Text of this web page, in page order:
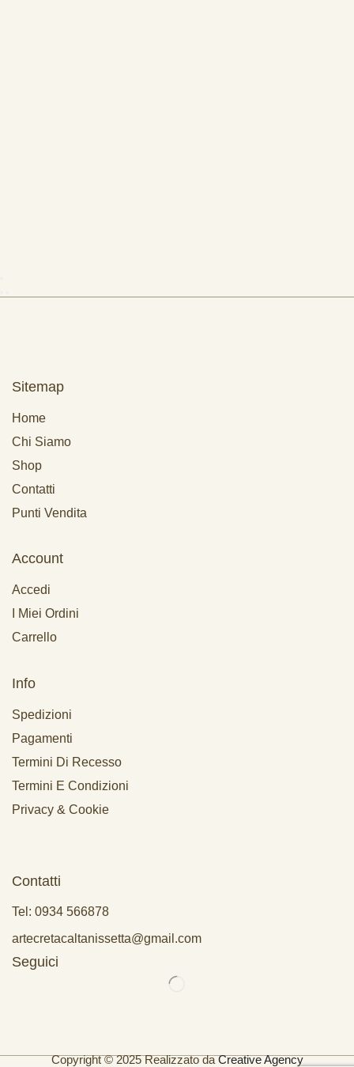
Sitemap
Home
Chi Siamo
Shop
Contatti
Punti Vendita
Account
Accedi
I Miei Ordini
Carrello
Info
Spedizioni
Pagamenti
Termini Di Recesso
Termini E Condizioni
Privacy & Cookie
Contatti
Tel: 0934 566878
artecretacaltanissetta@gmail.com
Seguici
Copyright © 2025 Realizzato daCreative Agency